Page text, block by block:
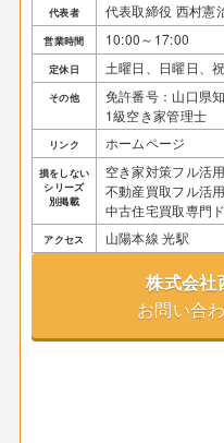
代表者 代表取締役 西村憲
営業時間 10:00～17:00
定休日 土曜日、日曜日、
その他
免許番号：山口県
1級空き家管理士
リンク ホームページ
損をしない
シリーズ
別掲載
空き家対策フル活
不動産買取フル活
中古住宅買取専門
アクセス 山陽本線 光駅
株式会社
お問い合